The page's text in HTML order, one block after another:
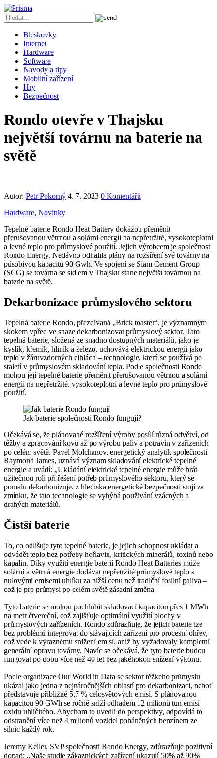
Bleskovky
Internet
Hardware
Software
Návody a tipy
Mobilní zařízení
Hry
Bezpečnost
Rondo otevře v Thajsku
největší továrnu na baterie na
světě
Autor: Petr Pokorný 4. 7. 2023 0 Komentářů
Hardware, Novinky
Tepelné baterie Rondo Heat Battery dokážou přeměnit
přerušovanou větrnou a solární energii na nepřetržité, vysokoteplotní
a levné teplo pro průmyslové použití. Jejich výrobcem je společnost
Rondo Energy. Nedávno odhalila plány na rozšíření své továrny na
působivou kapacitu 90 Gwh. Ve spojení se Siam Cement Group
(SCG) se továrna se sídlem v Thajsku stane největší továrnou na
baterie na světě.
Dekarbonizace průmyslového sektoru
Tepelná baterie Rondo, přezdívaná „Brick toaster“, je významným
skokem vpřed ve snaze dekarbonizovat průmyslový sektor. Tato
tepelná baterie, složená ze snadno dostupných materiálů, jako je
kyslík, křemík, hliník a železo, uchovává elektrickou energii jako
teplo v žáruvzdorných cihlách – technologie, která se používá po
staletí v průmyslovém skladování tepla. Podle společnosti Rondo
mohou její tepelné baterie přeměnit přerušovanou větrnou a solární
energii na nepřetržité, vysokoteplotní a levné teplo pro průmyslové
použití.
Jak baterie společnosti Rondo fungují?
Očekává se, že plánované rozšíření výroby posílí různá odvětví, od
těžby a zpracování kovů až po výrobu paliv a potravin v zařízeních
po celém světě. Pavel Molchanov, energetický analytik společnosti
Raymond James, uznává význam skladování elektrické tepelné
energie a uvádí: „Ukládání elektrické tepelné energie může hrát
užitečnou roli při řešení potřeb průmyslového sektoru, který se
pomalu dekarbonizuje. z hlediska energetické bezpečnosti stojí za
zmínku, že tato technologie se vyhýbá používání vzácných a
drahých materiálů.
Čistší baterie
To, co odlišuje tyto tepelné baterie, je jejich schopnost ukládat a
odvádět teplo bez potřeby hořlavin, kritických minerálů, toxinů nebo
kapalin. Díky využití energie baterií Rondo Heat Batteries může
solární a větrná energie dodávat nepřetržité průmyslové teplo s
nulovými emisemi uhlíku za nižší cenu než tradiční fosilní paliva –
což je pro průmysl po celém světě zásadní změna.
Tyto baterie se mohou pochlubit skladovací kapacitou přes 1 MWh
na metr čtvereční, což zajišťuje optimální využití plochy v
průmyslových zařízeních. Rondo zdůrazňuje, že jejich baterie lze
bez problémů integrovat do stávajících zařízení pro procesní ohřev,
což vede k výraznému snížení emisí, aniž by vyžadovaly kompletní
generální opravu továrny. Navíc se očekává, že tyto baterie budou
fungovat po dobu více než 40 let bez jakéhokoli snížení výkonu.
Podle organizace Our World in Data se sektor těžkého průmyslu
ukázal jako jedna z nejnáročnějších oblastí pro dekarbonizaci, neboť
představuje přibližně 5,7 % celosvětových emisí. S plánovanou
kapacitou 90 GWh se ročně sníží odhadem 12 milionů tun emisí
oxidu uhličitého. Abychom to uvedli do perspektivy, odpovídá to
odstranění více než 4 milionů vozidel poháněných benzínem ze
silnic každý rok.
Jeremy Keller, SVP společnosti Rondo Energy, zdůrazňuje pozitivní
dopad: „Naše studie zákaznických zařízení ukazují 50% až 90%